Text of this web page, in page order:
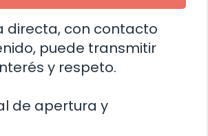
directa, con contacto
puede transmitir
y respeto.
de apertura y